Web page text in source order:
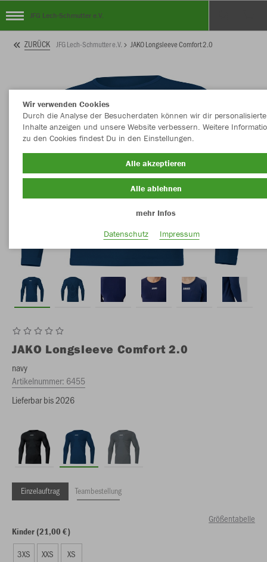
JFG Lech-Schmutter e.V.
ZURÜCK JFG Lech-Schmutter e.V. JAKO Longsleeve Comfort 2.0
JAKO Longsleeve Comfort 2.0
navy
Artikelnummer: 6455
Lieferbar bis 2026
Einzelauftrag Teambestellung
Größentabelle
Kinder (21,00 €)
3XS XXS XS
Wir verwenden Cookies
Durch die Analyse der Besucherdaten können wir dir personalisierte
Inhalte anzeigen und unsere Website verbessern. Weitere
zu den Cookies findest Du in den Einstellungen.
Alle akzeptieren
Alle ablehnen
mehr Infos
Datenschutz
Impressum